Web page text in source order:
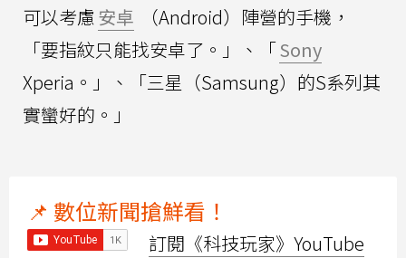
可以考慮安卓
（Android）陣營的手機，
「要指紋只能找安卓了。」、「Sony
Xperia。」、「三星（Samsung）的S系列其
實蠻好的。」
📌 數位新聞搶鮮看！
訂閱《科技玩家》YouTube